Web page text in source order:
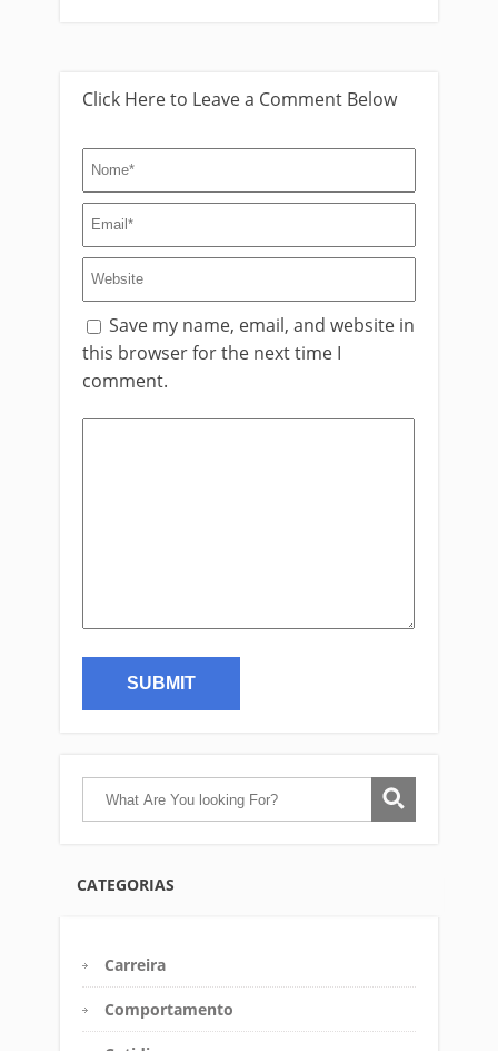
Click Here to Leave a Comment Below
Save my name, email, and website in
this browser for the next time I
comment.
CATEGORIAS
Carreira
Comportamento